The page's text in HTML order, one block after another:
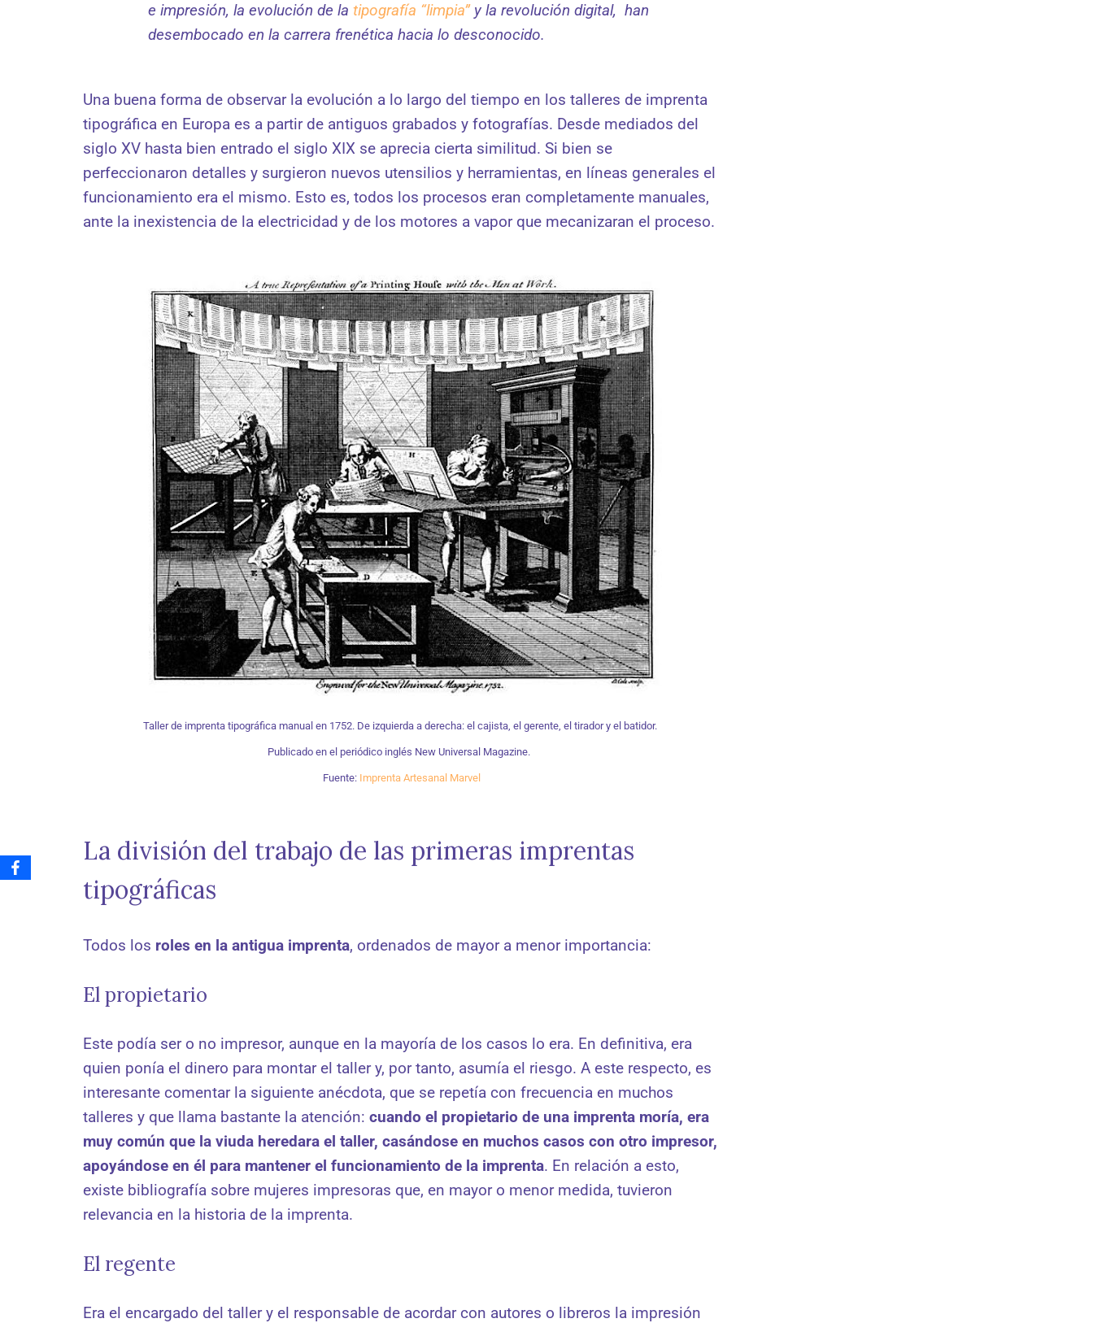
e impresión, la evolución de latipografía “limpia”y la revolución digital, han
desembocado en la carrera frenética hacia lo desconocido.
Una buena forma de observar la evolución a lo largo del tiempo en los talleres de imprenta
tipográfica en Europa es a partir de antiguos grabados y fotografías. Desde mediados del
siglo XV hasta bien entrado el siglo XIX se aprecia cierta similitud. Si bien se
perfeccionaron detalles y surgieron nuevos utensilios y herramientas, en líneas generales el
funcionamiento era el mismo. Esto es, todos los procesos eran completamente manuales,
ante la inexistencia de la electricidad y de los motores a vapor que mecanizaran el proceso.
Taller de imprenta tipográfica manual en 1752. De izquierda a derecha: el cajista, el gerente, el tirador y el batidor.
Publicado en el periódico inglés New Universal Magazine.
Fuente: Imprenta Artesanal Marvel
La división del trabajo de las primeras imprentas
tipográficas
Todos los roles en la antigua imprenta, ordenados de mayor a menor importancia:
El propietario
Este podía ser o no impresor, aunque en la mayoría de los casos lo era. En definitiva, era
quien ponía el dinero para montar el taller y, por tanto, asumía el riesgo. A este respecto, es
interesante comentar la siguiente anécdota, que se repetía con frecuencia en muchos
talleres y que llama bastante la atención: cuando el propietario de una imprenta moría, era
muy común que la viuda heredara el taller, casándose en muchos casos con otro impresor,
apoyándose en él para mantener el funcionamiento de la imprenta. En relación a esto,
existe bibliografía sobre mujeres impresoras que, en mayor o menor medida, tuvieron
relevancia en la historia de la imprenta.
El regente
Era el encargado del taller y el responsable de acordar con autores o libreros la impresión